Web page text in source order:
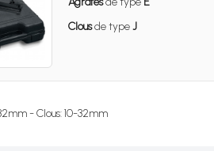
Clousde typeJ
- Clous: 10-32mm